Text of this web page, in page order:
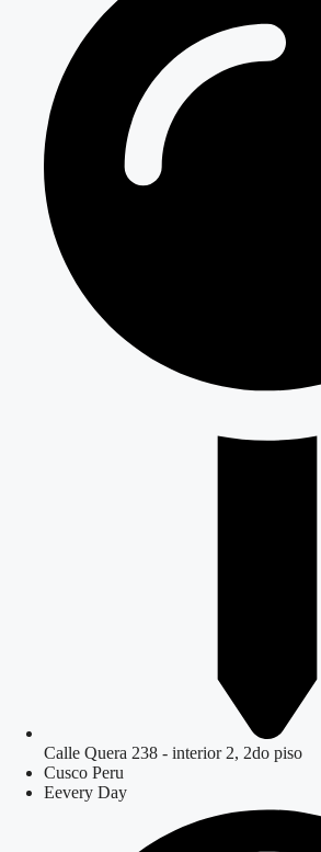
Calle Quera 238 - interior 2, 2do piso
Cusco Peru
Eevery Day